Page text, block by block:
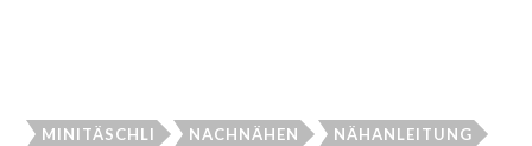
MINITÄSCHLI NACHNÄHEN NÄHANLEITUNG